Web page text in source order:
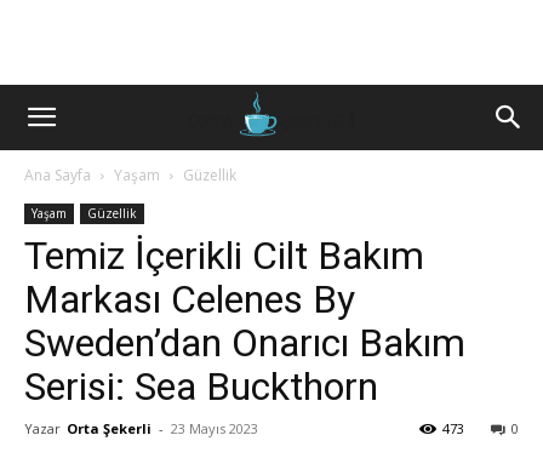
Ana Sayfa Yaşam Güzellik
Yaşam Güzellik
Temiz İçerikli Cilt Bakım
Markası Celenes By
Sweden’dan Onarıcı Bakım
Serisi: Sea Buckthorn
Yazar Orta Şekerli - 23 Mayıs 2023 0
473